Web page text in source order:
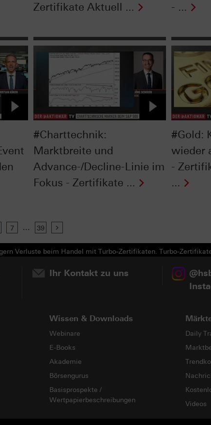
Zertifikate Aktuell ...
- ...
#Charttechnik:
Marktbreite und
Advance-/Decline-Linie im
Fokus - Zertifikate ...
#Gold:
wieder
-
...
7 ... 39
Verluste beim Handel mit Turbo-Zertifikaten. Turbo-
Ihr Kontakt zu uns
Wissen & Downloads
Webinare
E-Books
Akademie
Börsengurus
Basisprospekte /
Wertpapierbeschreibungen
Daily
Videos